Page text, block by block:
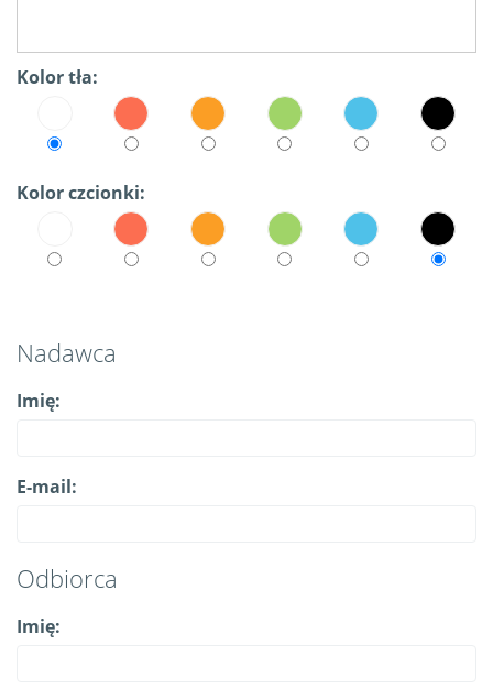
Kolor tła:
Kolor czcionki:
Nadawca
Imię:
E-mail:
Odbiorca
Imię: